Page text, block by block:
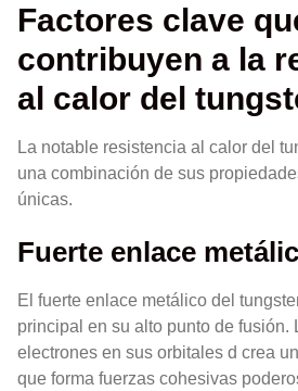
Factores clave
contribuyen a la
al calor del
La notable resistencia al calor del
una combinación de sus
únicas.
Fuerte enlace
El fuerte enlace metálico del
principal en su alto punto de fusión.
electrones en sus orbitales d crea
que forma fuerzas cohesivas